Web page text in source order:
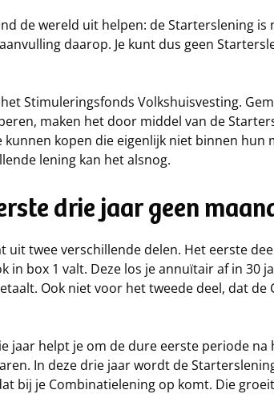
de wereld uit helpen: de Starterslening is
daarop. Je kunt dus geen
Stimuleringsfonds Volkshuisvesting.
maken het door middel van de
kopen die eigenlijk niet binnen hun
lening kan het alsnog.
drie jaar geen
uit twee verschillende delen. Het eerste
in box 1 valt. Deze los je annuïtair af in 30
Ook niet voor het tweede deel, dat de
jaar helpt je om de dure eerste periode na
In deze drie jaar wordt de
bij je Combinatielening op komt. Die